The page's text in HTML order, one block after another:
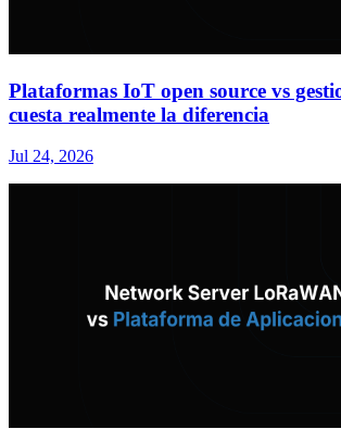
Plataformas IoT open source vs
cuesta realmente la diferencia
Jul 24, 2026